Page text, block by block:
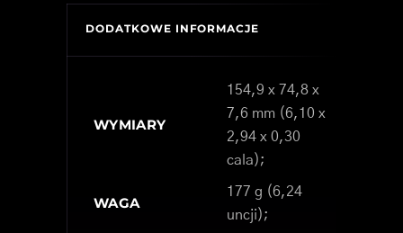
DODATKOWE INFORMACJE
WYMIARY
154,9 x 74,8 x
7,6 mm (6,10 x
2,94 x 0,30
cala);
WAGA
177 g (6,24
uncji);